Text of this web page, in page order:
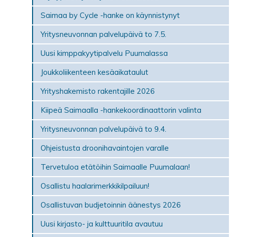
Saimaa by Cycle -hanke on käynnistynyt
Yritysneuvonnan palvelupäivä to 7.5.
Uusi kimppakyytipalvelu Puumalassa
Joukkoliikenteen kesäaikataulut
Yrityshakemisto rakentajille 2026
Kiipeä Saimaalla -hankekoordinaattorin valinta
Yritysneuvonnan palvelupäivä to 9.4.
Ohjeistusta droonihavaintojen varalle
Tervetuloa etätöihin Saimaalle Puumalaan!
Osallistu haalarimerkkikilpailuun!
Osallistuvan budjetoinnin äänestys 2026
Uusi kirjasto- ja kulttuuritila avautuu